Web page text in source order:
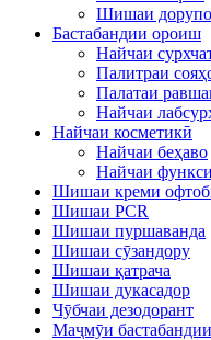
Шишаи
Бастабандии ороиш
Найчаи
Палитраи
Палатаи
Найчаи
Найчаи косметикӣ
Найчаи беҳаво
Найчаи
Шишаи креми
Шишаи PCR
Шишаи пуршаванда
Шишаи сӯзандору
Шишаи қатрача
Шишаи дукасадор
Чӯбчаи дезодорант
Маҷмӯи